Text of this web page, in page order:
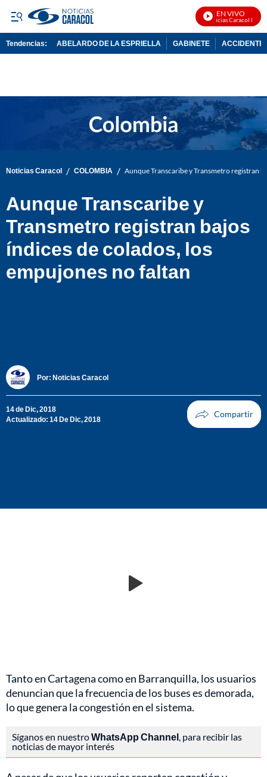
EN VIVO
Noticias Caracol En
Tendencias: ABELARDO DE LA ESPRIELLA GABINETE ACCIDENTE
Noticias Caracol / COLOMBIA / Aunque Transcaribe y Transmetro registran
Aunque Transcaribe y
Transmetro registran bajos
índices de colados, los
empujones no faltan
Por: Noticias Caracol
14 de Dic, 2018
Actualizado: 14 De Dic, 2018
Tanto en Cartagena como en Barranquilla, los usuarios
denuncian que la frecuencia de los buses es demorada,
lo que genera la congestión en el sistema.
Síganos en nuestroWhatsApp Channel , para recibir las
noticias de mayor interés